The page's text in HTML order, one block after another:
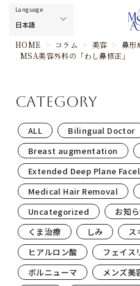
HOME > コラム > 美容 > 鼻形
MSA美容外科の「わし鼻修正」
category
ALL
Bilingual Doctor
Breast augmentation
Extended Deep Plane
Medical Hair Removal
Uncategorized
お知
くま治療
しみ ス
ヒアルロン酸
フェイス
ボルニューマ
メンズ美